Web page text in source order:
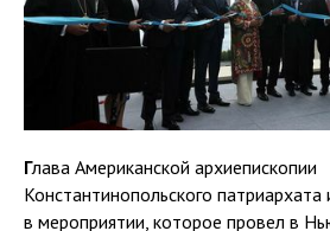
Глава Американской архиепископии
Константинопольского патриархата
в мероприятии, которое провел в